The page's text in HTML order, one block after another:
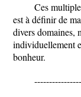
Ces
est à définir de
divers domaines,
individuellement
bonheur.